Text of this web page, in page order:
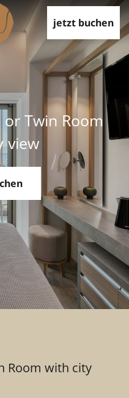
jetzt buchen
Twin Room
view
Room with city